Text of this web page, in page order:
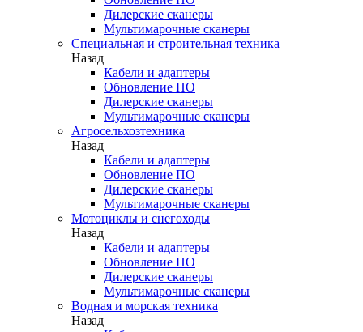
Дилерские сканеры
Мультимарочные сканеры
Специальная и строительная техника
Назад
Кабели и адаптеры
Обновление ПО
Дилерские сканеры
Мультимарочные сканеры
Агросельхозтехника
Назад
Кабели и адаптеры
Обновление ПО
Дилерские сканеры
Мультимарочные сканеры
Мотоциклы и снегоходы
Назад
Кабели и адаптеры
Обновление ПО
Дилерские сканеры
Мультимарочные сканеры
Водная и морская техника
Назад